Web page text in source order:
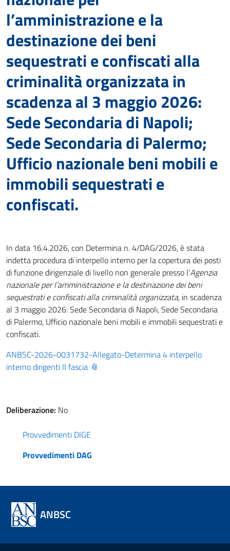
l’amministrazione e la
destinazione dei beni
sequestrati e confiscati alla
criminalità organizzata in
scadenza al 3 maggio 2026:
Sede Secondaria di Napoli;
Sede Secondaria di Palermo;
Ufficio nazionale beni mobili e
immobili sequestrati e
confiscati.
In data 16.4.2026, con Determina n. 4/DAG/2026, è stata
indetta procedura di interpello interno per la copertura dei posti
di funzione dirigenziale di livello non generale presso l’Agenzia
nazionale per l’amministrazione e la destinazione dei beni
sequestrati e confiscati alla criminalità organizzata, in scadenza
al 3 maggio 2026: Sede Secondaria di Napoli, Sede Secondaria
di Palermo, Ufficio nazionale beni mobili e immobili sequestrati e
confiscati.
ANBSC-2026-0031732-Allegato-Determina 4 interpello
interno dirigenti II fascia
Deliberazione: No
Provvedimenti DIGE
Provvedimenti DAG
ANBSC